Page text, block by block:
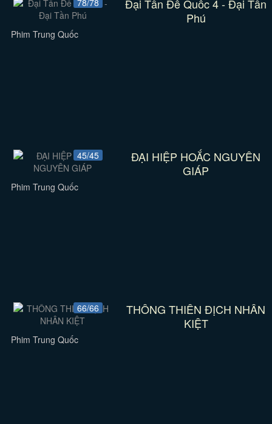
78/78
Đại Tần Đế Quốc 4 - Đại Tần
Phú
Phim Trung Quốc
45/45
ĐẠI HIỆP HOẮC NGUYÊN
GIÁP
Phim Trung Quốc
66/66
THÔNG THIÊN ĐỊCH NHÂN
KIỆT
Phim Trung Quốc